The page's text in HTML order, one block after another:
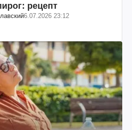
рецепт
6.07.2026 23:12